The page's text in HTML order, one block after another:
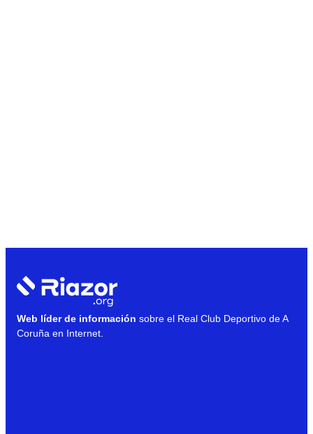
Web líder de información sobre el Real Club Deportivo de A
Coruña en Internet.